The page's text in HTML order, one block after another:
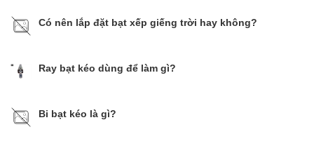
Có nên lắp đặt bạt xếp giếng trời hay không?
Ray bạt kéo dùng để làm gì?
Bi bạt kéo là gì?​​​​​​​